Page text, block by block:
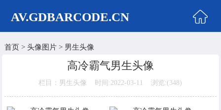
AV.GDBARCODE.CN
首页
首页> 头像图片> 男生头像
高冷霸气男生头像
栏目：男生头像 时间:2022-03-11 浏览:(348)